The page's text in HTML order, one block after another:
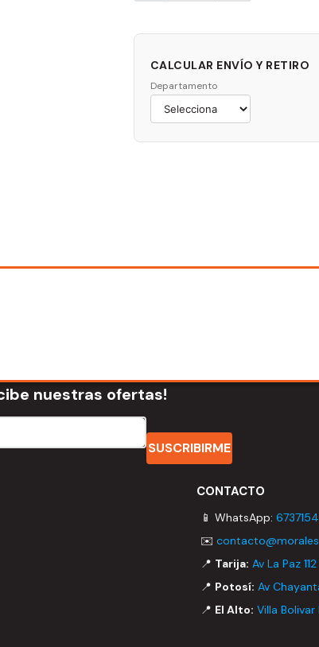
CALCULAR ENVÍO Y RETIRO
Departamento
nuestras ofertas!
SUSCRIBIRME
CONTACTO
📱 WhatsApp:
✉️
📍 Tarija: Av La Paz
📍 Potosí: Av
📍 El Alto: Villa